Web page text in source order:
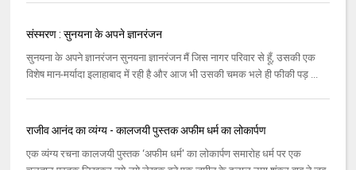
संस्मरण : सुनयना के अपने ज्ञानरंजन
सुनयना के अपने ज्ञानरंजन सुनयना ज्ञानरंजन मैं जिस नागर परिवार से हूँ, उसकी एक
विशेष मान-मर्यादा इलाहाबाद में रही है और आज भी उसकी चमक भले ही फीकी पड़ ...
राजीव आनंद का व्यंग्य - कालजयी पुस्तक अफीम धर्म का लोकार्पण
एक व्‍यंग्‍य रचना कालजयी पुस्‍तक ‘अफीम धर्म' का लोकार्पण समारोह धर्म पर एक